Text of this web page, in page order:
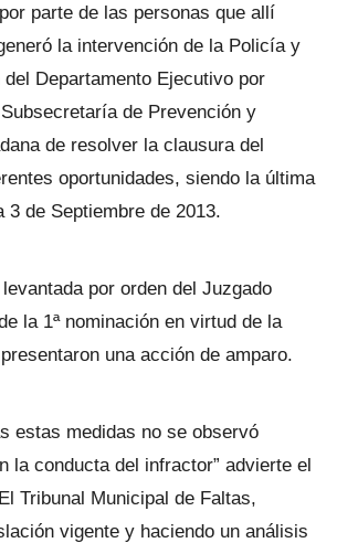
parte de las personas que allí
la intervención de la Policía y
Departamento Ejecutivo por
de Prevención y
de resolver la clausura del
oportunidades, siendo la última
3 de Septiembre de 2013.
por orden del Juzgado
la 1ª nominación en virtud de la
una acción de amparo.
estas medidas no se observó
la conducta del infractor” advierte el
Tribunal Municipal de Faltas,
vigente y haciendo un análisis